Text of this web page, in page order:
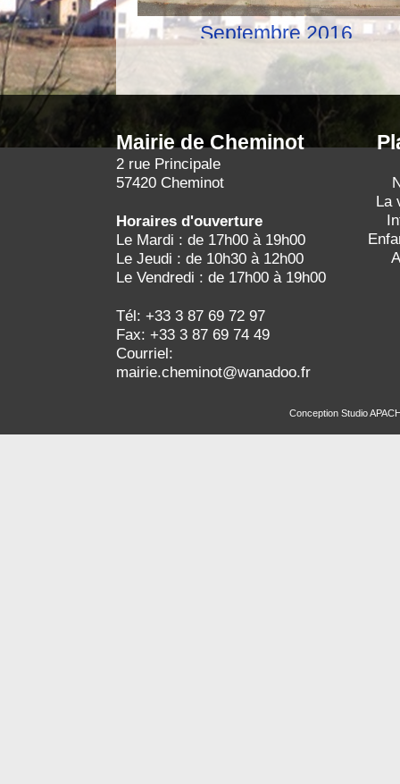
Septembre 2016
Mairie de Cheminot
2 rue Principale
57420 Cheminot
Horaires d'ouverture
Le Mardi : de 17h00 à 19h00
Le Jeudi : de 10h30 à 12h00
Le Vendredi : de 17h00 à 19h00
Tél: +33 3 87 69 72 97
Fax: +33 3 87 69 74 49
Courriel:
mairie.cheminot@wanadoo.fr
La
Conception Studio